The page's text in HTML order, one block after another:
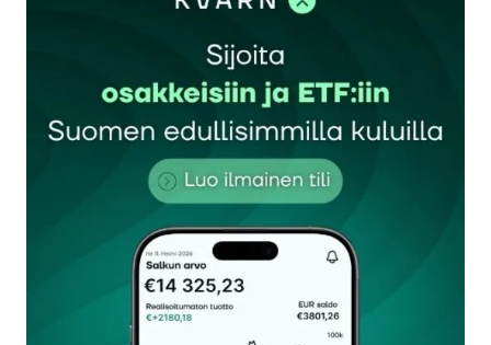
Sähköpostiosoitettasi ei julkaista.Pakolliset
kentät on merkitty*
Kommentti*